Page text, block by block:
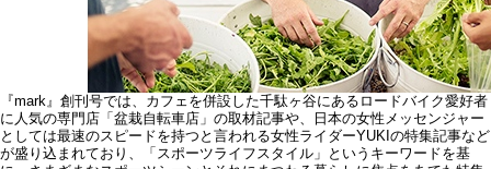
『mark』創刊号では、カフェを併設した千駄ヶ谷にあるロードバイク愛好者
に人気の専門店「盆栽自転車店」の取材記事や、日本の女性メッセンジャー
としては最速のスピードを持つと言われる女性ライダーYUKIの特集記事など
が盛り込まれており、「スポーツライフスタイル」というキーワードを基